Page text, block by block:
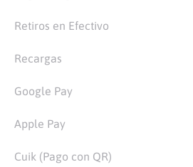
Retiros en Efectivo
Recargas
Google Pay
Apple Pay
Cuik (Pago con QR)